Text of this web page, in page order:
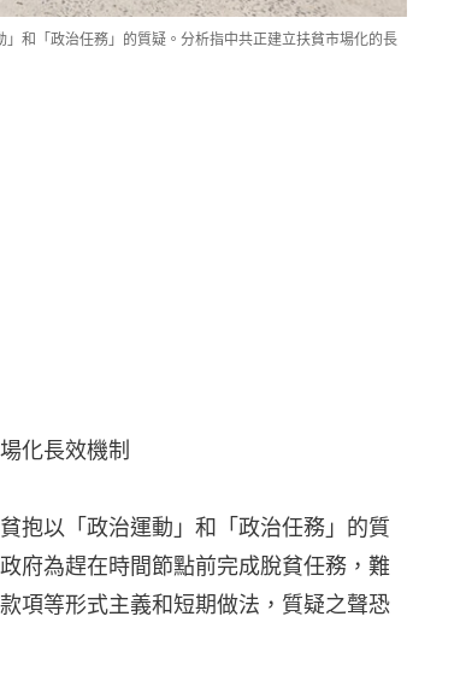
和「政治任務」的質疑。分析指中共正建立扶貧市場化的長
化長效機制
抱以「政治運動」和「政治任務」的質
府為趕在時間節點前完成脫貧任務，難
項等形式主義和短期做法，質疑之聲恐